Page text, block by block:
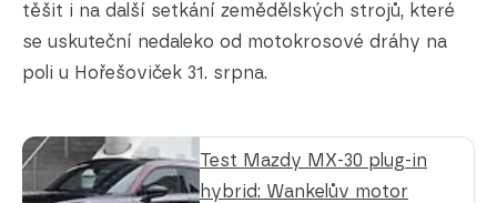
těšit i na další setkání zemědělských strojů, které
se uskuteční nedaleko od motokrosové dráhy na
poli u Hořešoviček 31. srpna.
Test Mazdy MX-30 plug-in
hybrid: Wankelův motor